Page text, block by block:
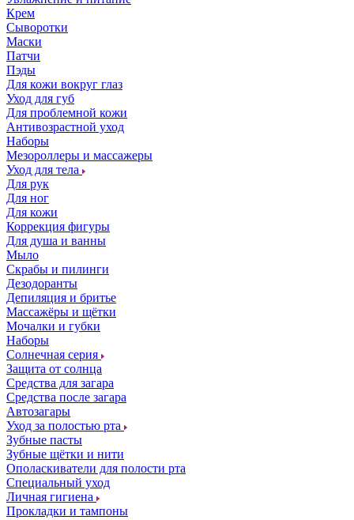
Крем
Сыворотки
Маски
Патчи
Пэды
Для кожи вокруг глаз
Уход для губ
Для проблемной кожи
Антивозрастной уход
Наборы
Мезороллеры и массажеры
Уход для тела
Для рук
Для ног
Для кожи
Коррекция фигуры
Для душа и ванны
Мыло
Скрабы и пилинги
Дезодоранты
Депиляция и бритье
Массажёры и щётки
Мочалки и губки
Наборы
Солнечная серия
Защита от солнца
Средства для загара
Средства после загара
Автозагары
Уход за полостью рта
Зубные пасты
Зубные щётки и нити
Ополаскиватели для полости рта
Специальный уход
Личная гигиена
Прокладки и тампоны